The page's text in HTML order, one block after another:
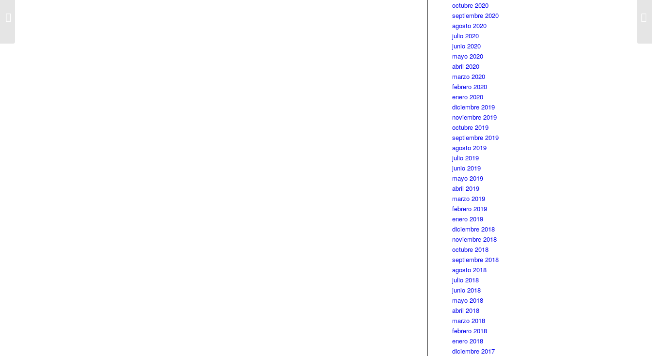
octubre 2020
septiembre 2020
agosto 2020
julio 2020
junio 2020
mayo 2020
abril 2020
marzo 2020
febrero 2020
enero 2020
diciembre 2019
noviembre 2019
octubre 2019
septiembre 2019
agosto 2019
julio 2019
junio 2019
mayo 2019
abril 2019
marzo 2019
febrero 2019
enero 2019
diciembre 2018
noviembre 2018
octubre 2018
septiembre 2018
agosto 2018
julio 2018
junio 2018
mayo 2018
abril 2018
marzo 2018
febrero 2018
enero 2018
diciembre 2017